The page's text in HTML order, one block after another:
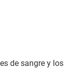
de sangre y los